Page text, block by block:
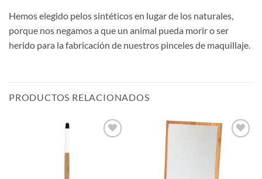
Hemos elegido pelos sintéticos en lugar de los naturales,
porque nos negamos a que un animal pueda morir o ser
herido para la fabricación de nuestros pinceles de maquillaje.
PRODUCTOS RELACIONADOS